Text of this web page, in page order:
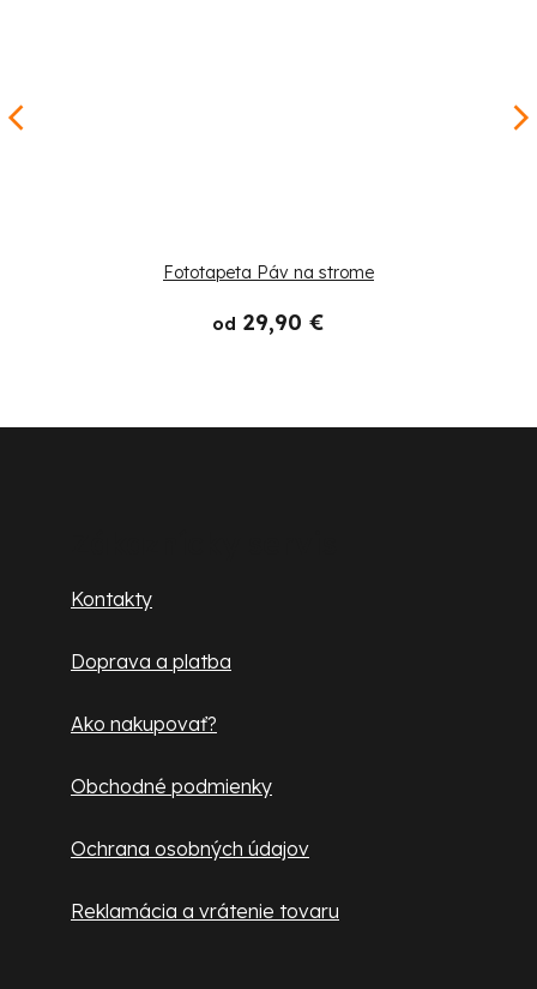
Fototapeta Páv na strome
od 29,90 €
Kontakty
Doprava a platba
Ako nakupovať?
Obchodné podmienky
Ochrana osobných údajov
Reklamácia a vrátenie tovaru